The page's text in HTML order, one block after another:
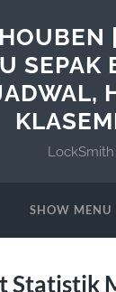
SEPAK
LockSmith
SHOW MENU
Statistik